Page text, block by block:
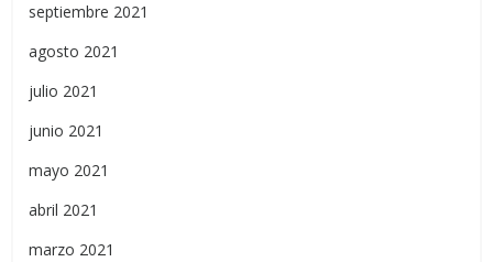
septiembre 2021
agosto 2021
julio 2021
junio 2021
mayo 2021
abril 2021
marzo 2021